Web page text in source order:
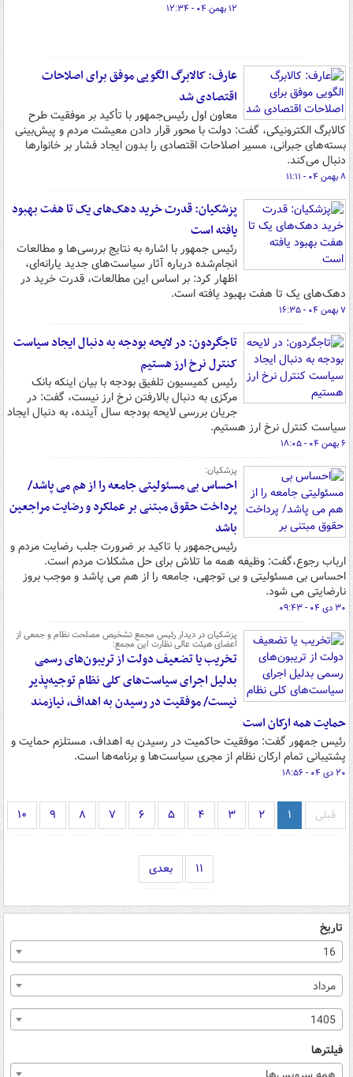
۱۲ بهمن ۰۴ - ۱۲:۳۴
عارف: کالابرگ الگویی موفق برای اصلاحات
اقتصادی شد
معاون اول رئیس‌جمهور با تأکید بر موفقیت طرح
کالابرگ الکترونیکی، گفت: دولت با محور قرار دادن معیشت مردم و پیش‌بینی
بسته‌های جبرانی، مسیر اصلاحات اقتصادی را بدون ایجاد فشار بر خانوارها
دنبال می‌کند.
۸ بهمن ۰۴ - ۱۱:۱۱
پزشکیان: قدرت خرید دهک‌های یک تا هفت بهبود
یافته است
رئیس جمهور با اشاره به نتایج بررسی‌ها و مطالعات
انجام‌شده درباره آثار سیاست‌های جدید یارانه‌ای،
اظهار کرد: بر اساس این مطالعات، قدرت خرید در
دهک‌های یک تا هفت بهبود یافته است.
۷ بهمن ۰۴ - ۱۶:۳۵
تاجگردون: در لایحه بودجه به دنبال ایجاد سیاست
کنترل نرخ ارز هستیم
رئیس کمیسیون تلفیق بودجه با بیان اینکه بانک
مرکزی به دنبال بالارفتن نرخ ارز نیست، گفت: در
جریان بررسی لایحه بودجه سال آینده، به دنبال ایجاد
سیاست کنترل نرخ ارز هستیم.
۶ بهمن ۰۴ - ۱۸:۰۵
پزشکیان:
احساس بی مسئولیتی جامعه را از هم می پاشد/
پرداخت حقوق مبتنی بر عملکرد و رضایت مراجعین
باشد
رئیس‌جمهور با تاکید بر ضرورت جلب رضایت مردم و
ارباب رجوع،گفت: وظیفه همه ما تلاش برای حل مشکلات مردم است.
احساس بی مسئولیتی و بی توجهی، جامعه را از هم می پاشد و موجب بروز
نارضایتی می شود.
۳۰ دی ۰۴ - ۰۹:۴۳
پزشکیان در دیدار رئیس مجمع تشخیص مصلحت نظام و جمعی از
اعضای هیئت عالی نظارت این مجمع:
تخریب یا تضعیف دولت از تریبون‌های رسمی
بدلیل اجرای سیاست‌های کلی نظام توجیه‌پذیر
نیست/ موفقیت در رسیدن به اهداف، نیازمند
حمایت همه ارکان است
رئیس جمهور گفت: موفقیت حاکمیت در رسیدن به اهداف، مستلزم حمایت و
پشتیبانی تمام ارکان نظام از مجری سیاست‌ها و برنامه‌ها است.
۲۰ دی ۰۴ - ۱۸:۵۶
قبلی ۱ ۲ ۳ ۴ ۵ ۶ ۷ ۸ ۹ ۱۰
۱۱ بعدی
تاریخ
16
مرداد
1405
فیلترها